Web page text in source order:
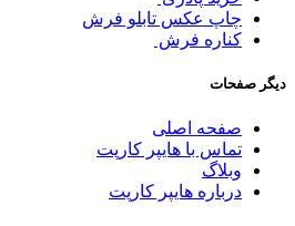
چاپ عکس تابلو فرش
کناره فرش
دیگر صفحات
صفحه اصلی
تماس با هایپر کارپت
وبلاگ
درباره هایپر کارپت